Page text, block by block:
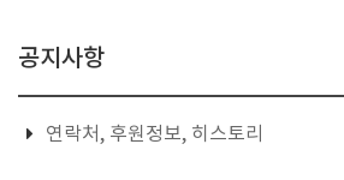
공지사항
연락처, 후원정보, 히스토리